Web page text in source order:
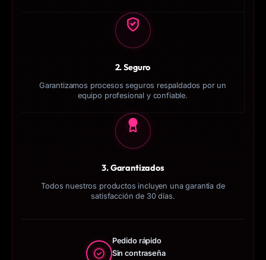
2. Seguro
Garantizamos procesos seguros respaldados por un
equipo profesional y confiable.
3. Garantizados
Todos nuestros productos incluyen una garantía de
satisfacción de 30 días.
Pedido rápido
Sin contraseña